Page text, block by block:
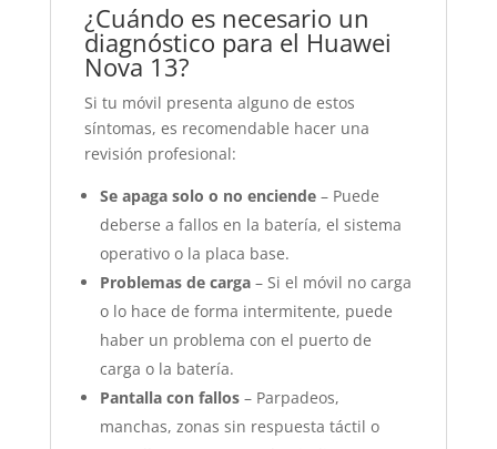
¿Cuándo es necesario un
diagnóstico para el Huawei
Nova 13?
Si tu móvil presenta alguno de estos
síntomas, es recomendable hacer una
revisión profesional:
Se apaga solo o no enciende– Puede
deberse a fallos en la batería, el sistema
operativo o la placa base.
Problemas de carga– Si el móvil no carga
o lo hace de forma intermitente, puede
haber un problema con el puerto de
carga o la batería.
Pantalla con fallos– Parpadeos,
manchas, zonas sin respuesta táctil o